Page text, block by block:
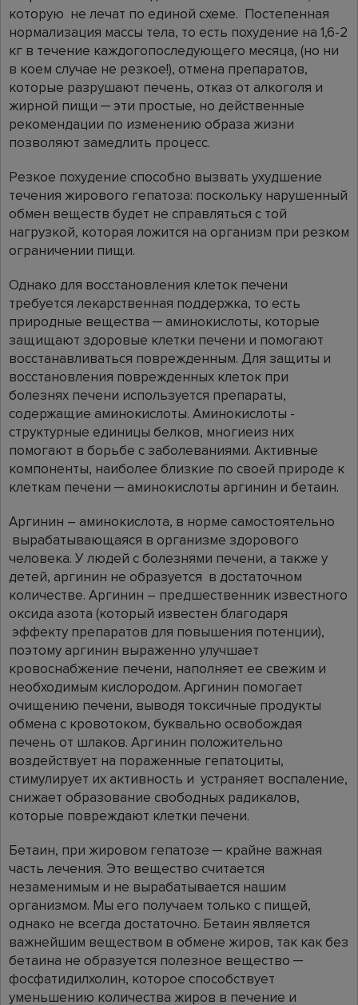
которую не лечат по единой схеме. Постепенная
нормализация массы тела, то есть похудение на 1,6-2
кг в течение каждогопоследующего месяца, (но ни
в коем случае не резкое!), отмена препаратов,
которые разрушают печень, отказ от алкоголя и
жирной пищи ─ эти простые, но действенные
рекомендации по изменению образа жизни
позволяют замедлить процесс.
Резкое похудение способно вызвать ухудшение
течения жирового гепатоза: поскольку нарушенный
обмен веществ будет не справляться с той
нагрузкой, которая ложится на организм при резком
ограничении пищи.
Однако для восстановления клеток печени
требуется лекарственная поддержка, то есть
природные вещества ─ аминокислоты, которые
защищают здоровые клетки печени и помогают
восстанавливаться поврежденным. Для защиты и
восстановления поврежденных клеток при
болезнях печени используется препараты,
содержащие аминокислоты. Аминокислоты -
структурные единицы белков, многиеиз них
помогают в борьбе с заболеваниями. Активные
компоненты, наиболее близкие по своей природе к
клеткам печени ─ аминокислоты аргинин и бетаин.
Аргинин – аминокислота, в норме самостоятельно
вырабатывающаяся в организме здорового
человека. У людей с болезнями печени, а также у
детей, аргинин не образуется в достаточном
количестве. Аргинин – предшественник известного
оксида азота (который известен благодаря
эффекту препаратов для повышения потенции),
поэтому аргинин выраженно улучшает
кровоснабжение печени, наполняет ее свежим и
необходимым кислородом. Аргинин помогает
очищению печени, выводя токсичные продукты
обмена с кровотоком, буквально освобождая
печень от шлаков. Аргинин положительно
воздействует на пораженные гепатоциты,
стимулирует их активность и устраняет воспаление,
снижает образование свободных радикалов,
которые повреждают клетки печени.
Бетаин, при жировом гепатозе ─ крайне важная
часть лечения. Это вещество считается
незаменимым и не вырабатывается нашим
организмом. Мы его получаем только с пищей,
однако не всегда достаточно. Бетаин является
важнейшим веществом в обмене жиров, так как без
бетаина не образуется полезное вещество ─
фосфатидилхолин, которое способствует
уменьшению количества жиров в печение и